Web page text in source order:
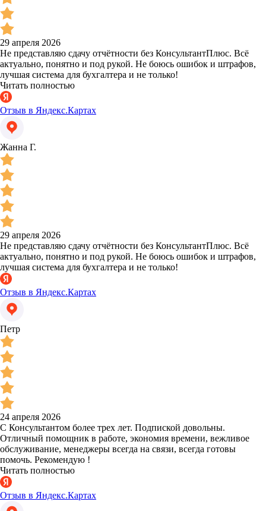
29 апреля 2026
Не представляю сдачу отчётности без КонсультантПлюс. Всё
актуально, понятно и под рукой. Не боюсь ошибок и штрафов,
лучшая система для бухгалтера и не только!
Читать полностью
Отзыв в Яндекс.Картах
Жанна Г.
29 апреля 2026
Не представляю сдачу отчётности без КонсультантПлюс. Всё
актуально, понятно и под рукой. Не боюсь ошибок и штрафов,
лучшая система для бухгалтера и не только!
Отзыв в Яндекс.Картах
Петр
24 апреля 2026
С Консультантом более трех лет. Подпиской довольны.
Отличный помощник в работе, экономия времени, вежливое
обслуживание, менеджеры всегда на связи, всегда готовы
помочь. Рекомендую !
Читать полностью
Отзыв в Яндекс.Картах